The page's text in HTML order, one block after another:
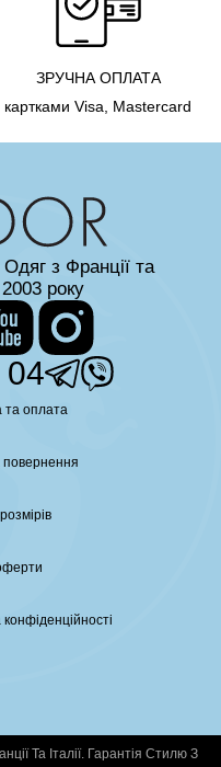
ЗРУЧНА ОПЛАТА
картками Visa, Mastercard
з Франції та
2003 року
04
та оплата
повернення
конфіденційності
Та Італії. Гарантія Стилю З